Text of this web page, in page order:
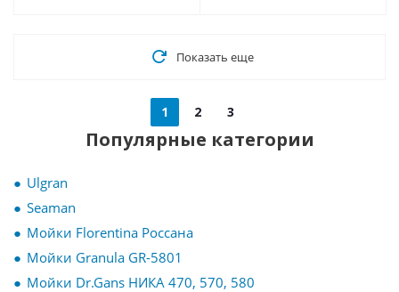
Показать еще
1 2 3
Популярные категории
Ulgran
Seaman
Мойки Florentina Россана
Мойки Granula GR-5801
Мойки Dr.Gans НИКА 470, 570, 580